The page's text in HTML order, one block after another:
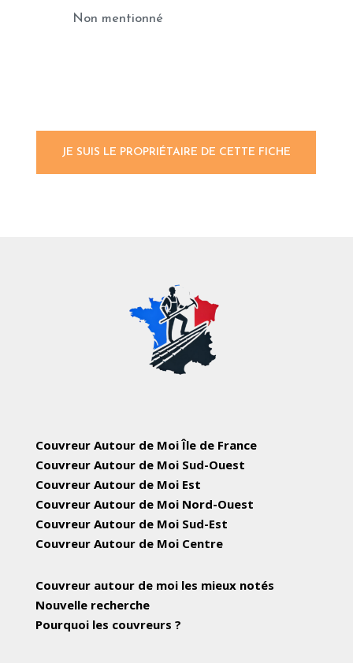
Non mentionné
JE SUIS LE PROPRIÉTAIRE DE CETTE FICHE
Couvreur Autour de Moi Île de France
Couvreur Autour de Moi Sud-Ouest
Couvreur Autour de Moi Est
Couvreur Autour de Moi Nord-Ouest
Couvreur Autour de Moi Sud-Est
Couvreur Autour de Moi Centre
Couvreur autour de moi les mieux notés
Nouvelle recherche
Pourquoi les couvreurs ?